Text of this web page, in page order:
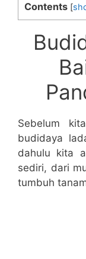
Contents [
Sebelum
budidaya
dahulu kita
sediri, dari
tumbuh